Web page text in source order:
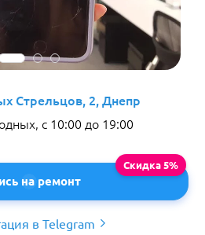
Стрельцов, 2, Днепр
с 10:00 до 19:00
на ремонт
в Telegram